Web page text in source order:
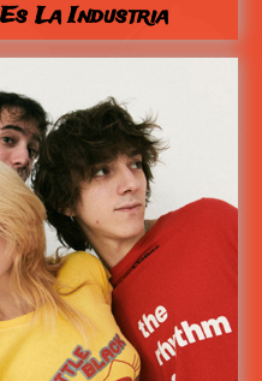
La Industria